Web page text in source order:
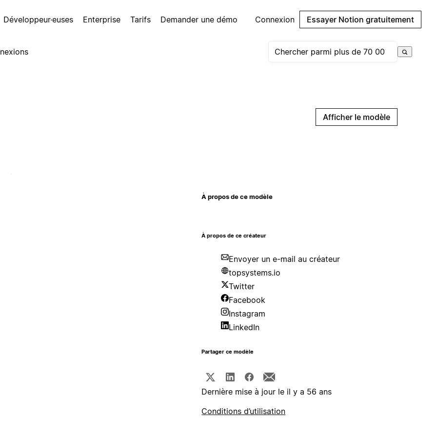
Développeur·euses Enterprise Tarifs Demander une démo Connexion Essayer Notion gratuitement
Afficher le modèle
À propos de ce modèle
À propos de ce créateur
Envoyer un e-mail au créateur
topsystems.io
Twitter
Facebook
Instagram
LinkedIn
Partager ce modèle
Dernière mise à jour le il y a 56 ans
Conditions d’utilisation